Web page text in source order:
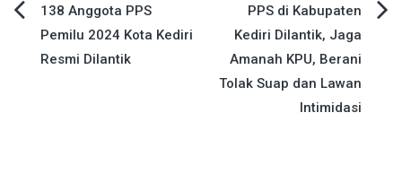
Navigasi
pos
138 Anggota PPS
Pemilu 2024 Kota Kediri
Resmi Dilantik
PPS di Kabupaten
Kediri Dilantik, Jaga
Amanah KPU, Berani
Tolak Suap dan Lawan
Intimidasi